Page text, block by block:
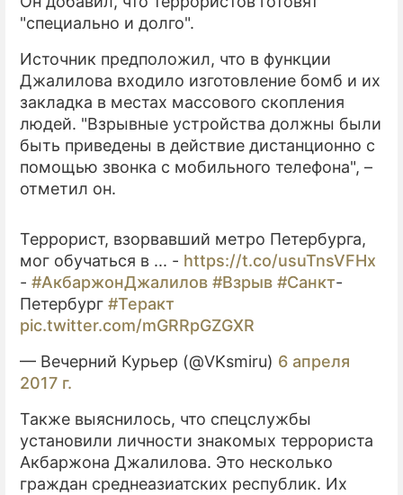
"специально и долго".
Источник предположил, что в функции
Джалилова входило изготовление бомб и их
закладка в местах массового скопления
людей. "Взрывные устройства должны были
быть приведены в действие дистанционно с
помощью звонка с мобильного телефона", –
отметил он.
Террорист, взорвавший метро Петербурга,
мог обучаться в ... - https://t.co/usuTnsVFHx
- #АкбаржонДжалилов #Взрыв #Санкт-
Петербург #Теракт
pic.twitter.com/mGRRpGZGXR
— Вечерний Курьер (@VKsmiru) 6 апреля
2017 г.
Также выяснилось, что спецслужбы
установили личности знакомых террориста
Акбаржона Джалилова. Это несколько
граждан среднеазиатских республик. Их